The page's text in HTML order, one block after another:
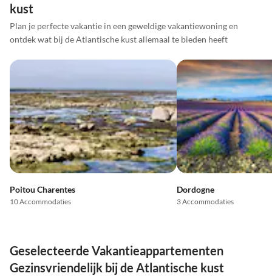
kust
Plan je perfecte vakantie in een geweldige vakantiewoning en
ontdek wat bij de Atlantische kust allemaal te bieden heeft
Poitou Charentes
10 Accommodaties
Dordogne
3 Accommodaties
Geselecteerde Vakantieappartementen
Gezinsvriendelijk bij de Atlantische kust